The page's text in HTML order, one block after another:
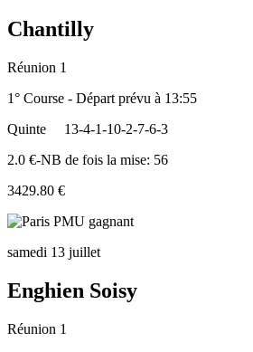
Chantilly
Réunion 1
1° Course - Départ prévu à 13:55
Quinte
13-4-1-10-2-7-6-3
2.0 €-NB de fois la mise: 56
3429.80 €
samedi 13 juillet
Enghien Soisy
Réunion 1